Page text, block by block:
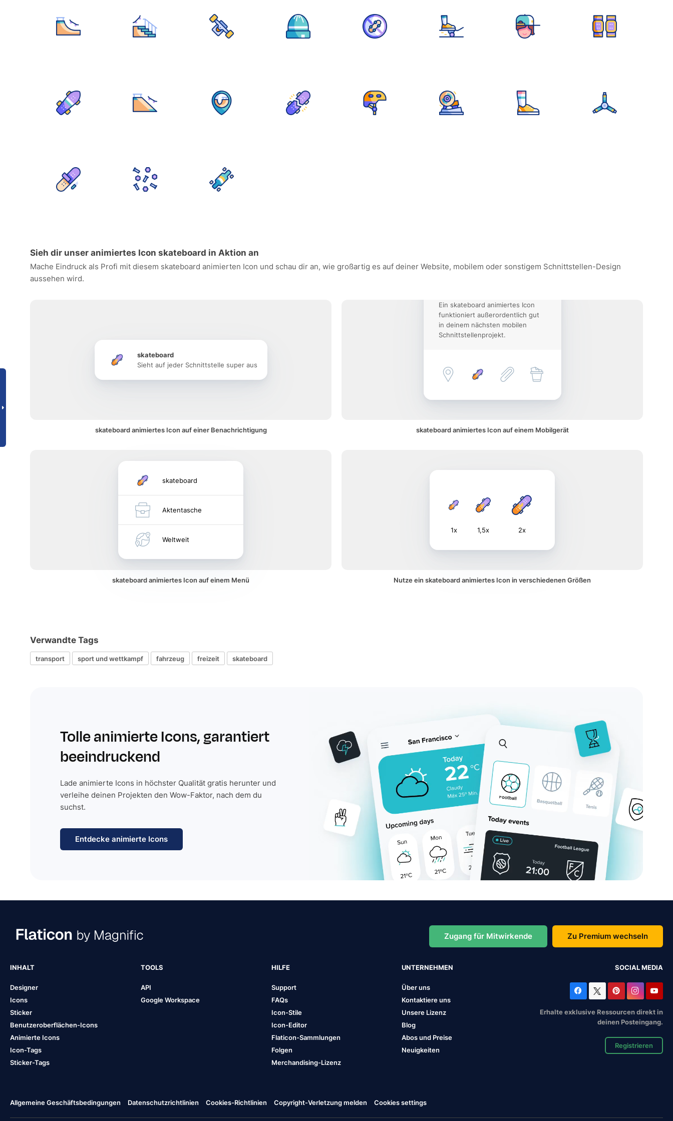
Sieh dir unser animiertes Icon skateboard in Aktion an
Mache Eindruck als Profi mit diesem skateboard animierten Icon und schau dir an, wie großartig es auf deiner Website, mobilem oder sonstigem Schnittstellen-Design
aussehen wird.
skateboard
Sieht auf jeder Schnittstelle super aus
skateboard animiertes Icon auf einer Benachrichtigung
Ein skateboard animiertes Icon
funktioniert außerordentlich gut
in deinem nächsten mobilen
Schnittstellenprojekt.
skateboard animiertes Icon auf einem Mobilgerät
skateboard
Aktentasche
Weltweit
skateboard animiertes Icon auf einem Menü
1x 1,5x 2x
Nutze ein skateboard animiertes Icon in verschiedenen Größen
Verwandte Tags
transport sport und wettkampf fahrzeug freizeit skateboard
Tolle animierte Icons, garantiert
beeindruckend
Lade animierte Icons in höchster Qualität gratis herunter und
verleihe deinen Projekten den Wow-Faktor, nach dem du
suchst.
Entdecke animierte Icons
Zugang für Mitwirkende Zu Premium wechseln
INHALT
Designer
Icons
Sticker
Benutzeroberflächen-Icons
Animierte Icons
Icon-Tags
Sticker-Tags
TOOLS
API
Google Workspace
HILFE
Support
FAQs
Icon-Stile
Icon-Editor
Flaticon-Sammlungen
Folgen
Merchandising-Lizenz
UNTERNEHMEN
Über uns
Kontaktiere uns
Unsere Lizenz
Blog
Abos und Preise
Neuigkeiten
SOCIAL MEDIA
Erhalte exklusive Ressourcen direkt in
deinen Posteingang.
Registrieren
Allgemeine Geschäftsbedingungen Datenschutzrichtlinien Cookies-Richtlinien Copyright-Verletzung melden Cookies settings